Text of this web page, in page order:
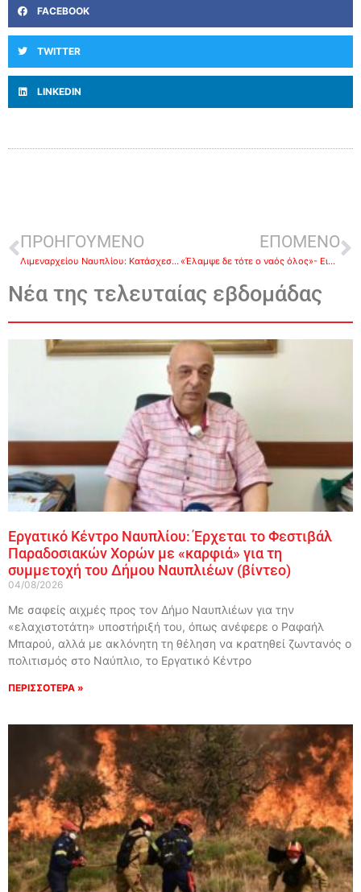
FACEBOOK
TWITTER
LINKEDIN
ΠΡΟΗΓΟΥΜΕΝΟ
Λιμεναρχείου Ναυπλίου: Κατάσχεση εξοπλισμού και αλιευμάτων για παράνομη αλιεία
ΕΠΟΜΕΝΟ
«Έλαμψε δε τότε ο ναός όλος»- Εικόνες, χρώματα και ήχοι Χριστουγέννων στην Ευαγγελίστρια Ναυπλίου
Νέα της τελευταίας εβδομάδας
Εργατικό Κέντρο Ναυπλίου: Έρχεται το Φεστιβάλ
Παραδοσιακών Χορών με «καρφιά» για τη
συμμετοχή του Δήμου Ναυπλιέων (βίντεο)
04/08/2026
Με σαφείς αιχμές προς τον Δήμο Ναυπλιέων για την
«ελαχιστοτάτη» υποστήριξή του, όπως ανέφερε ο Ραφαήλ
Μπαρού, αλλά με ακλόνητη τη θέληση να κρατηθεί ζωντανός ο
πολιτισμός στο Ναύπλιο, το Εργατικό Κέντρο
ΠΕΡΙΣΣΟΤΕΡΑ »